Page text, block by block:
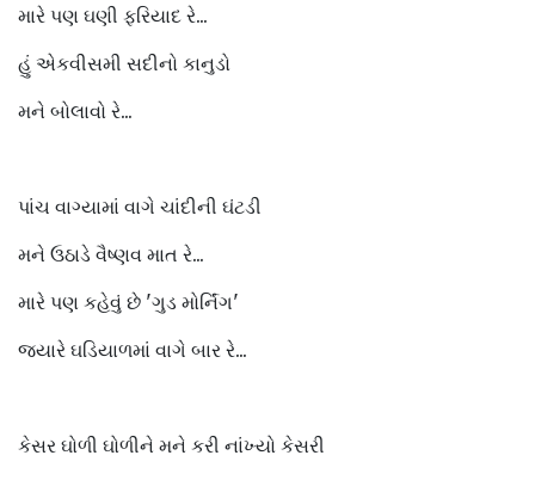
મારે પણ ઘણી ફરિયાદ રે...
હું એકવીસમી સદીનો કાનુડો
મને બોલાવો રે...
પાંચ વાગ્યામાં વાગે ચાંદીની ઘંટડી
મને ઉઠાડે વૈષ્ણવ માત રે...
મારે પણ કહેવું છે 'ગુડ મોર્નિંગ'
જ્યારે ઘડિયાળમાં વાગે બાર રે...
કેસર ઘોળી ઘોળીને મને કરી નાંખ્યો કેસરી